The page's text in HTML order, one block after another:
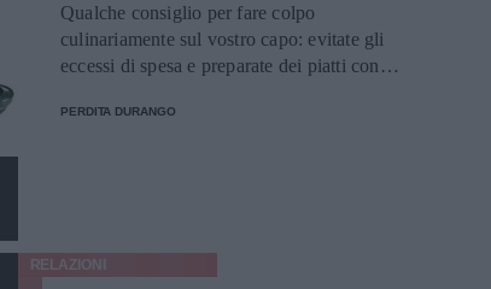
Qualche consiglio per fare colpo
culinariamente sul vostro capo: evitate gli
eccessi di spesa e preparate dei piatti con
PERDITA DURANGO
RELAZIONI